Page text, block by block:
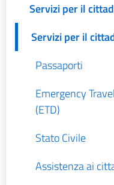
Servizi per il
Servizi per il
Passaporti
Emergency
(ETD)
Stato Civile
Assistenza ai